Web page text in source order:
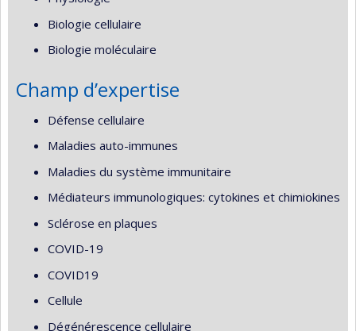
Biologie cellulaire
Biologie moléculaire
Champ d’expertise
Défense cellulaire
Maladies auto-immunes
Maladies du système immunitaire
Médiateurs immunologiques: cytokines et chimiokines
Sclérose en plaques
COVID-19
COVID19
Cellule
Dégénérescence cellulaire